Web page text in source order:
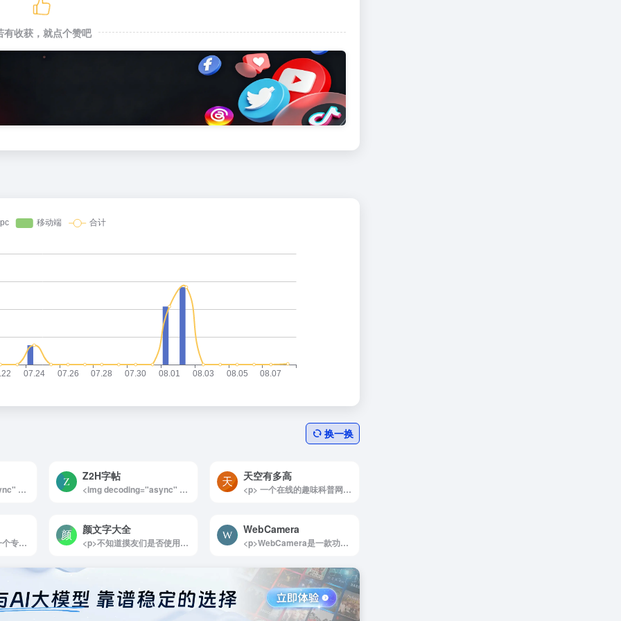
有收获，就点个赞吧
换一换
<img decoding="async" data-src="//www.40000.net/wp-content/uploads/2024/12/20241215075341-675e8b050e337.webp" src="https://www.40000.net/wp-content/themes/onenav/images/t.png" alt="SuperCook"><p>SuperCook 是一款智能化的免费在线食谱生成器和搜索引擎，专为帮助用户充分利用现有食材设计。通过简单输入家中现有的食材，SuperCook即可快速匹配相关的菜谱，生成数以千计的美食制作方案。平台支持全球多种语言，用户无需注册登录即可使用，既方便又快捷，同时还提供手机端App版本，随时随地为用户带来美食灵感。</p><p>这个网站能让厨房变得更加轻松和高效，是解决“有食材却不知道做什么”这一难题的完美助手。无论是精打细算利用剩余食材，还是探索新的烹饪灵感，SuperCook都能轻松满足用户的需求。它简洁直观的操作方式和丰富的食谱选择让每位家庭厨师都能快速上手，提升烹饪乐趣和效率。</p><p>它的核心亮点在于其强大的食谱匹配功能。用户只需输入手头已有的食材，例如“鸡蛋、牛奶、面粉”，系统便会推荐多种菜谱，从简单的早餐煎饼到复杂的主菜制作应有尽有。同时，SuperCook提供了多语言支持，适用于全球用户，涵盖各种不同的饮食文化和菜式偏好。</p><p>此外，SuperCook免除了注册登录的繁琐步骤，无需额外操作即可直接使用，让用户体验更加流畅。手机App版本则进一步提升了便捷性，无论是计划周末大餐还是快速解决一顿便饭，SuperCook都能成为得力的厨房助手，为每位用户带来不一样的烹饪体验。</p>
Z2H字帖
<img decoding="async" data-src="//www.40000.net/wp-content/uploads/2024/12/20241215075527-675e8b6f371e1.png" src="https://www.40000.net/wp-content/themes/onenav/images/t.png" alt="Z2H字帖"><p>Z2H字帖是一款功能强大且简便易用的字帖生成工具，特别适合那些希望提高自己书法水平的用户。无论是初学者还是书法爱好者，都可以通过这款工具自定义字帖，灵活地练习汉字和英文书写，帮助每个人都能掌握写字的正确方法，写出一手漂亮的字。</p><p>详细介绍：</p><p>Z2H字帖是一款专为书法学习者设计的在线字帖生成工具，提供了非常灵活的字帖定制功能。用户可以根据个人需求，自由选择汉字或英文，调整排版、字体、大小等设置，还能选择不同的描红样式进行书写练习。该工具支持生成控笔练习字帖，并且能够将生成的字帖以图片形式导出，方便随时随地进行练习。Z2H字帖界面简洁，无广告，免注册即可使用，非常适合那些希望通过有针对性的练习来提高书写技巧的人。无论是基础书法练习，还是提高书写的精美程度，Z2H字帖都是一个非常实用的工具。</p><img decoding="async" data-src="//www.40000.net/wp-content/uploads/2024/12/20241215075527-675e8b6f40053.webp" src="https://www.40000.net/wp-content/themes/onenav/images/t.png" alt="Z2H字帖">
天空有多高
<p> 一个在线的趣味科普网站，旨在通过网页滚动的形式展示从地球到宇宙深空的距离。用户可以通过滚动鼠标来开启一段太空之旅，体验从地球逐步向天空迈去的过程，最终到达月球、火星等天体。 </p>
<p>RSS Source 是一个专为内容爱好者打造的 RSS 订阅源推荐平台，集结了来自多个领域的高质量 RSS 订阅资源。无论你关注科技动态、技术文章、产品资讯，还是商业趋势、设计灵感、播客内容和 ACG 文化，这个平台都能满足你的需求，助你轻松构建一个个性化的内容阅读世界。</p><p><strong>核心功能与亮点</strong></p><p>多领域覆盖</p><p>平台汇集了海量 RSS 订阅源，涵盖 科技、技术、产品、商业、设计、播客、ACG 等多个主题领域。无论你是追求行业前沿信息，还是寻找兴趣社区动态，RSS Source 都能帮你快速定位优质资源。<br>灵活筛选方式</p><p>支持按 类别（例如科技、设计、播客等）和 语言（如英文、中文、日文等）进行筛选，帮助你更快速地找到适合自己阅读习惯的订阅源。<br>一键获取订阅链接</p><p>每个推荐的订阅源都清晰标注了 RSS 地址，用户只需 复制链接，即可将其添加到支持 RSS 的服务或工具中，简单方便。<br>兼容多种阅读工具</p><p>无论你使用 Feedly、Inoreader 等在线聚合订阅服务，还是偏好 Reeder 等本地 RSS 阅读软件，RSS Source 提供的订阅链接都能完美兼容，快速上手。<br>使用指南<br>浏览订阅资源</p><p>登录 RSS Source 网站，浏览不同主题的订阅源，根据自己的兴趣挑选心仪的内容。<br>复制订阅地址</p><p>找到感兴趣的订阅源后，复制对应的 RSS 地址。<br>添加到阅读工具</p><p>将复制的 RSS 地址粘贴到你使用的 RSS 阅读器（如 Feedly、Inoreader、Reeder 等）中，即可开始订阅和阅读。<br>探索更多优质内容</p><p>持续关注 RSS Source 定期更新的资源库，发现更多优质内容，优化你的订阅体验。<br>适用场景<br>知识获取：订阅科技、技术等专业内容，快速掌握行业趋势。<br>兴趣延伸：关注 ACG、设计等主题，获取更多创意灵感。<br>商业洞察：订阅商业资讯，助你捕捉市场动向和最新机会。<br>播客爱好者：集中管理和追踪播客更新，轻松追随热门节目。<br>为什么选择 RSS Source？<br>在信息过载的时代，RSS 是一种高效且聚焦的阅读方式。而 RSS Source 通过系统化的整理和推荐，帮助用户节省了寻找优质订阅源的时间，提供了一个探索高质量内容的起点。对于想要提升阅读效率、构建个性化内容库的用户来说，这无疑是一个不可错过的工具。</p><p>无论你是初次接触 RSS 的小白，还是有丰富经验的老手，RSS Source 都能为你的阅读体验带来全新可能。快去试试，为你的知识探索之旅开启更多可能性吧！</p><img decoding="async" data-src="//www.40000.net/wp-content/uploads/2024/12/20241215075415-675e8b2725025.webp" src="https://www.40000.net/wp-content/themes/onenav/images/t.png" alt="RSS订阅源推荐">
颜文字大全
<p>不知道摸友们是否使用过颜文字，这个网站收集了大量颜文字表情，可以按照分类进行查找，或者按照关键词，可以直接复制颜文字到剪切板。难得一见的简洁网站。</p>
WebCamera
<p>WebCamera是一款功能强大的实时视频监控工具，基于WebRTC技术，提供高效、安全的点对点视频传输。它能够在不依赖第三方服务器的情况下实现实时视频流，具有出色的跨平台兼容性，支持多种浏览器和设备。</p><p>详细介绍：</p><p>WebCamera是一款基于Nuxt.js框架开发的实时监控工具，利用WebRTC技术实现点对点视频连接，确保数据不经过第三方服务器，从而保护用户的隐私安全。WebRTC技术自带加密功能，为视频流提供了额外的安全保障。该工具支持多种主流浏览器和设备，让用户在各种平台上都能享受实时视频监控的便捷。WebCamera采用Yarn进行包管理，优化了其性能与稳定性。其高效的视频传输机制使其适合各种应用场景，无论是远程家庭监控还是办公区域的安全管理，都能发挥出色作用。</p><p>使用方法：</p><p>1. 先连接摄像头，将作为摄像头的设备进入`摄像头`页面，输入连接ID，点连接。</p><p>2. 监控端进入`监控`页面，填入与摄像头相同的连接ID，点连接，即可连到对应的摄像头。</p><img decoding="async" data-src="//www.40000.net/wp-content/uploads/2024/12/20241215075531-675e8b73d87fb.webp" src="https://www.40000.net/wp-content/themes/onenav/images/t.png" alt="WebCamera">